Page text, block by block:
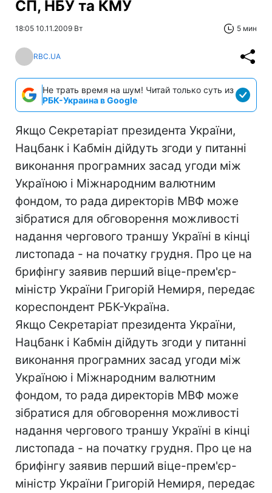
СП, НБУ та КМУ
18:05 10.11.2009 Вт 5 мин
RBC.UA
Не трать время на шум! Читай только суть из
РБК-Украина в Google
Якщо Секретаріат президента України,
Нацбанк і Кабмін дійдуть згоди у питанні
виконання програмних засад угоди між
Україною і Міжнародним валютним
фондом, то рада директорів МВФ може
зібратися для обговорення можливості
надання чергового траншу Україні в кінці
листопада - на початку грудня. Про це на
брифінгу заявив перший віце-прем'єр-
міністр України Григорій Немиря, передає
кореспондент РБК-Україна.
Якщо Секретаріат президента України,
Нацбанк і Кабмін дійдуть згоди у питанні
виконання програмних засад угоди між
Україною і Міжнародним валютним
фондом, то рада директорів МВФ може
зібратися для обговорення можливості
надання чергового траншу Україні в кінці
листопада - на початку грудня. Про це на
брифінгу заявив перший віце-прем'єр-
міністр України Григорій Немиря, передає